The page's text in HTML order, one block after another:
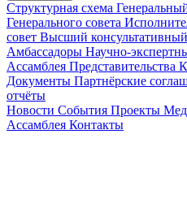
Структурная схема
Генерального совета
совет Высший
Амбассадоры Научно-
Ассамблея Представительства
Документы Партнёрские
отчёты
Новости События Проекты
Ассамблея Контакты